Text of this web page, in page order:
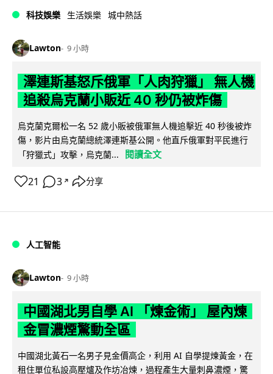
科技娛樂 生活娛樂 城中熱話
Lawton 9 小時
澤連斯基怒斥俄軍「人肉狩獵」 無人機
追殺烏克蘭小販近 40 秒仍被炸傷
烏克蘭克爾松一名 52 歲小販被俄軍無人機追擊近 40 秒後被炸
傷，影片由烏克蘭總統澤連斯基公開。他直斥俄軍對平民進行
「狩獵式」攻擊，烏克蘭...
閱讀全文
21 3 ↗ 分享
人工智能
Lawton 9 小時
中國湖北男自學 AI 「煉金術」 屋內煉
金冒濃煙驚動全區
中國湖北黃石一名男子見金價高企，利用 AI 自學提煉黃金，在
租住單位私設高壓爐及作坊冶煉，過程產生大量刺鼻濃煙，驚